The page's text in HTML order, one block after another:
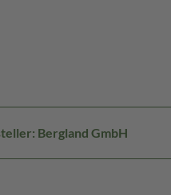
Bergland GmbH